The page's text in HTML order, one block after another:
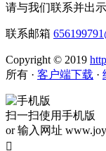
请与我们联系并出
联系邮箱
Copyright © 2019
所有 · 客户端下载 ·
扫一扫使用手机版
or 输入网址
